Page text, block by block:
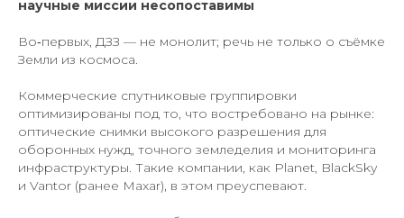
научные миссии несопоставимы
Во‑первых, ДЗЗ — не монолит; речь не только о съёмке
Земли из космоса.
Коммерческие спутниковые группировки
оптимизированы под то, что востребовано на рынке:
оптические снимки высокого разрешения для
оборонных нужд, точного земледелия и мониторинга
инфраструктуры. Такие компании, как Planet, BlackSky
и Vantor (ранее Maxar), в этом преуспевают.